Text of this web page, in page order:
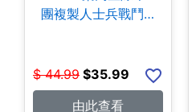
團複製人士兵戰鬥
$ 44.99 $35.99
由此查看